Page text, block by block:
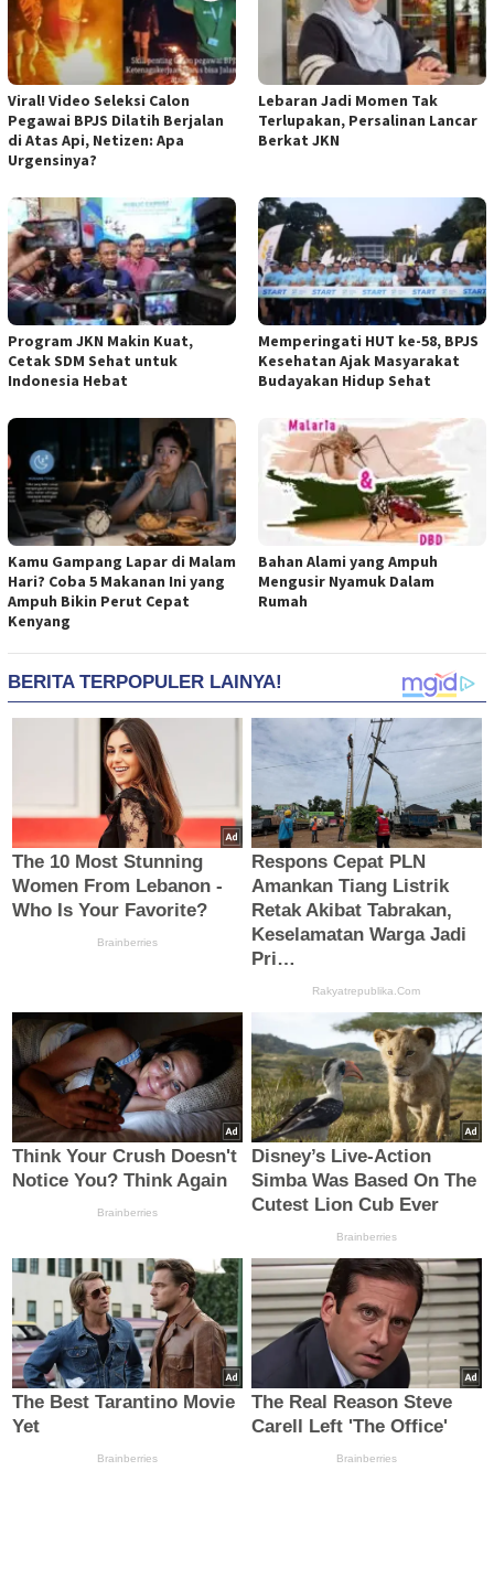
Viral! Video Seleksi Calon
Pegawai BPJS Dilatih Berjalan
di Atas Api, Netizen: Apa
Urgensinya?
Lebaran Jadi Momen Tak
Terlupakan, Persalinan Lancar
Berkat JKN
Program JKN Makin Kuat,
Cetak SDM Sehat untuk
Indonesia Hebat
Memperingati HUT ke-58, BPJS
Kesehatan Ajak Masyarakat
Budayakan Hidup Sehat
Kamu Gampang Lapar di Malam
Hari? Coba 5 Makanan Ini yang
Ampuh Bikin Perut Cepat
Kenyang
Bahan Alami yang Ampuh
Mengusir Nyamuk Dalam
Rumah